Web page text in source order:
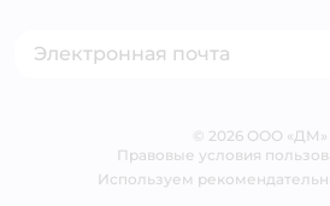
Блог
Корм для собак
© 2026 ООО «ДМ»
Правовые условия
Используем